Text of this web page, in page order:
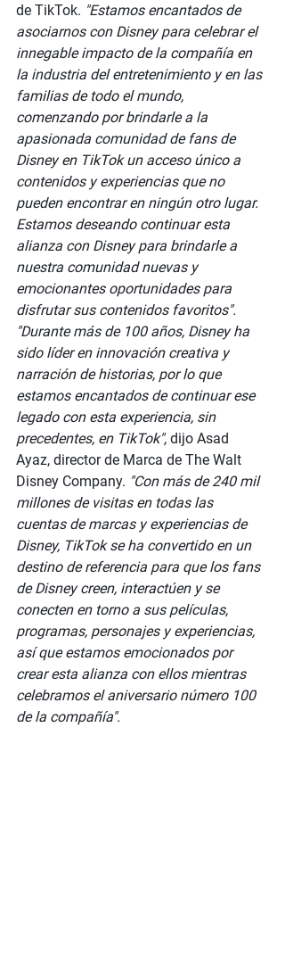
de TikTok. "Estamos encantados de
asociarnos con Disney para celebrar el
innegable impacto de la compañía en
la industria del entretenimiento y en las
familias de todo el mundo,
comenzando por brindarle a la
apasionada comunidad de fans de
Disney en TikTok un acceso único a
contenidos y experiencias que no
pueden encontrar en ningún otro lugar.
Estamos deseando continuar esta
alianza con Disney para brindarle a
nuestra comunidad nuevas y
emocionantes oportunidades para
disfrutar sus contenidos favoritos".
"Durante más de 100 años, Disney ha
sido líder en innovación creativa y
narración de historias, por lo que
estamos encantados de continuar ese
legado con esta experiencia, sin
precedentes, en TikTok", dijo Asad
Ayaz, director de Marca de The Walt
Disney Company. "Con más de 240 mil
millones de visitas en todas las
cuentas de marcas y experiencias de
Disney, TikTok se ha convertido en un
destino de referencia para que los fans
de Disney creen, interactúen y se
conecten en torno a sus películas,
programas, personajes y experiencias,
así que estamos emocionados por
crear esta alianza con ellos mientras
celebramos el aniversario número 100
de la compañía".